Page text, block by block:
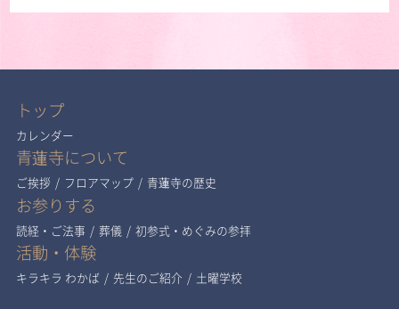
トップ
カレンダー
青蓮寺について
ご挨拶 / フロアマップ / 青蓮寺の歴史
お参りする
読経・ご法事 / 葬儀 / 初参式・めぐみの参拝
活動・体験
キラキラ わかば / 先生のご紹介 / 土曜学校